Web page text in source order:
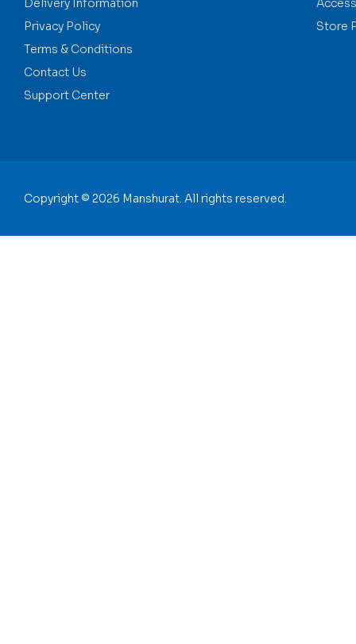
Delivery Information
Privacy Policy
Terms & Conditions
Contact Us
Support Center
Store
Copyright © 2026 Manshurat. All rights reserved.